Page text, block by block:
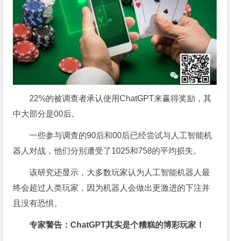
22%的被调查者承认使用ChatGPT来赢得奖励，其
中大部分是00后。
一些参与调查的90后和00后已经尝试与人工智能机
器人对战，他们分别遭受了1025和758的平均损失。
该研究还显示，大多数玩家认为人工智能机器人最
终会超过人类玩家，因为机器人会做出更激进的下注并
且没有恐惧。
专家警告：ChatGPT其实是个糟糕的博彩玩家！